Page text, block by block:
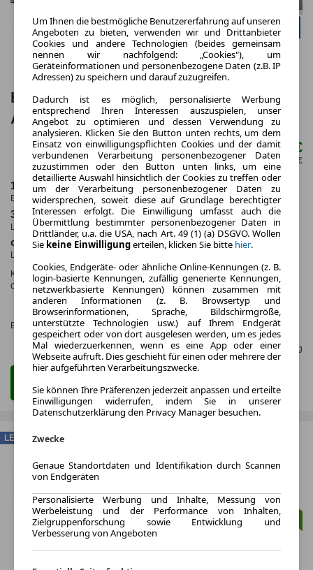
Honda HR-V e:HEV 1.5 i-MMD Hybrid
Advance Plus (RV/RV)
ab mtl.325,00 €
netto mtl. 273,11 €
11.2025
Erstzulassung
5.000,0 km
Jahrliche Fahrleistung
36 Monate
Laufzeit
20 km
Kilometerstand
ca. 79 kW (107 PS)
Leistung
Hybrid
Kraftstoffverbr.¹: ca. 5,0 l/100km(komb.)
CO
-Emissionen*:ca. 122 g/km(komb.)
Effizienzklasse:
CO₂-
KLASSE
D (KOMB.)
Gefunden auf Null Leasing
LEASING
Um Ihnen die bestmögliche Benutzererfahrung auf unseren
Angeboten zu bieten, verwenden wir und Drittanbieter
Cookies und andere Technologien (beides gemeinsam
nennen wir nachfolgend: „Cookies"), um
Geräteinformationen und personenbezogene Daten (z.B. IP
Adressen) zu speichern und darauf zuzugreifen.
Dadurch ist es möglich, personalisierte Werbung
entsprechend Ihren Interessen auszuspielen, unser
Angebot zu optimieren und dessen Verwendung zu
analysieren. Klicken Sie den Button unten rechts, um dem
Einsatz von einwilligungspflichten Cookies und der damit
verbundenen Verarbeitung personenbezogener Daten
zuzustimmen oder den Button unten links, um eine
detaillierte Auswahl hinsichtlich der Cookies zu treffen oder
um der Verarbeitung personenbezogener Daten zu
widersprechen, soweit diese auf Grundlage berechtigter
Interessen erfolgt. Die Einwilligung umfasst auch die
Übermittlung bestimmter personenbezogener Daten in
Drittländer, u.a. die USA, nach Art. 49 (1) (a) DSGVO. Wollen
Sie keine Einwilligungerteilen, klicken Sie bitte hier.
Cookies, Endgeräte- oder ähnliche Online-Kennungen (z. B.
login-basierte Kennungen, zufällig generierte Kennungen,
netzwerkbasierte Kennungen) können zusammen mit
anderen Informationen (z. B. Browsertyp und
Browserinformationen, Sprache, Bildschirmgröße,
unterstützte Technologien usw.) auf Ihrem Endgerät
gespeichert oder von dort ausgelesen werden, um es jedes
Mal wiederzuerkennen, wenn es eine App oder einer
Webseite aufruft. Dies geschieht für einen oder mehrere der
hier aufgeführten Verarbeitungszwecke.
Sie können Ihre Präferenzen jederzeit anpassen und erteilte
Einwilligungen widerrufen, indem Sie in unserer
Datenschutzerklärung den Privacy Manager besuchen.
Zwecke
Genaue Standortdaten und Identifikation durch Scannen
von Endgeräten
Personalisierte Werbung und Inhalte, Messung von
Werbeleistung und der Performance von Inhalten,
Zielgruppenforschung sowie Entwicklung und
Verbesserung von Angeboten